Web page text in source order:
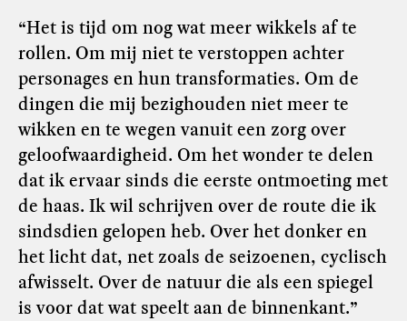
“Het is tijd om nog wat meer wikkels af te
rollen. Om mij niet te verstoppen achter
personages en hun transformaties. Om de
dingen die mij bezighouden niet meer te
wikken en te wegen vanuit een zorg over
geloofwaardigheid. Om het wonder te delen
dat ik ervaar sinds die eerste ontmoeting met
de haas. Ik wil schrijven over de route die ik
sindsdien gelopen heb. Over het donker en
het licht dat, net zoals de seizoenen, cyclisch
afwisselt. Over de natuur die als een spiegel
is voor dat wat speelt aan de binnenkant.”